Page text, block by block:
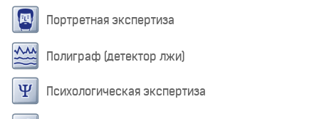
Портретная экспертиза
Полиграф (детектор лжи)
Психологическая экспертиза